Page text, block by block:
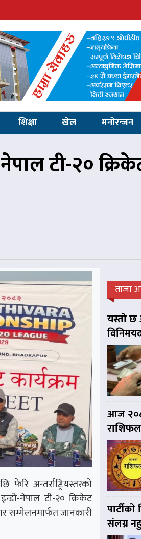
शिक्षा खेल मनोरन्जन
टी-२०
अन्तर्राष्ट्रियस्तरको
नेपाल टी-२० क्रिकेट
सम्मेलनमार्फत जानकारी
ताजा
यस्तो छ
आज
राशिफल
संलग्न